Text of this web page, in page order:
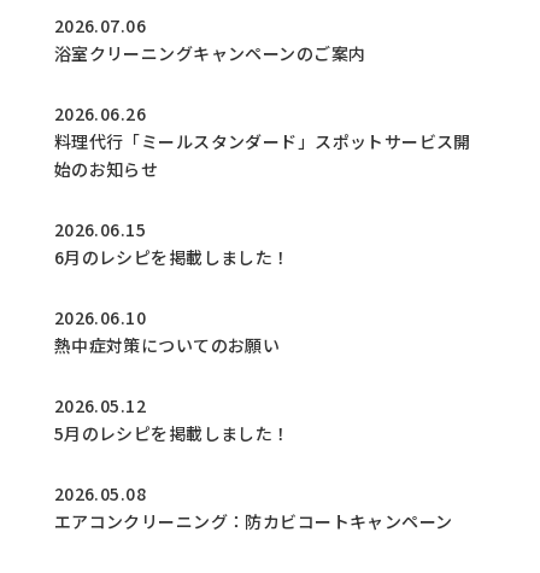
2026.07.06
浴室クリーニングキャンペーンのご案内
2026.06.26
料理代行「ミールスタンダード」スポットサービス開
始のお知らせ
2026.06.15
6月のレシピを掲載しました！
2026.06.10
熱中症対策についてのお願い
2026.05.12
5月のレシピを掲載しました！
2026.05.08
エアコンクリーニング：防カビコートキャンペーン